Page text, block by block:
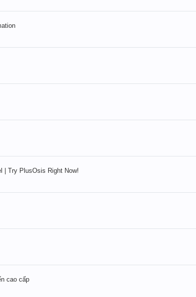
| Try PlusOsis Right Now!
cao cấp